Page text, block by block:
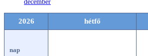
december
2026 hétfő
nap